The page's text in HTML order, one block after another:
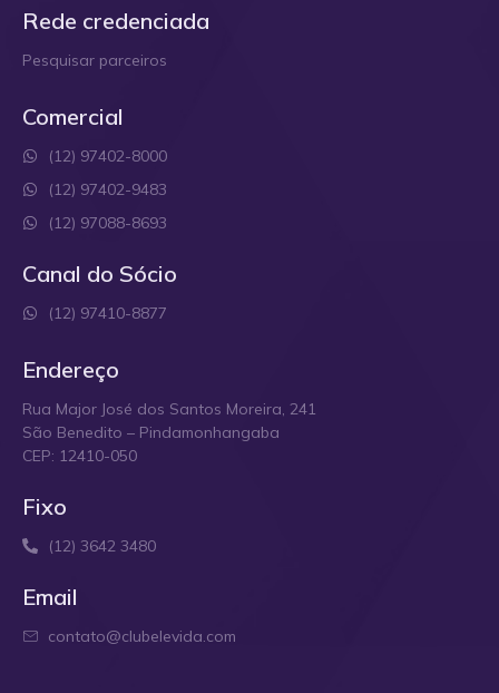
Rede credenciada
Pesquisar parceiros
Comercial
(12) 97402-8000
(12) 97402-9483
(12) 97088-8693
Canal do Sócio
(12) 97410-8877
Endereço
Rua Major José dos Santos Moreira, 241
São Benedito – Pindamonhangaba
CEP: 12410-050
Fixo
(12) 3642 3480
Email
contato@clubelevida.com